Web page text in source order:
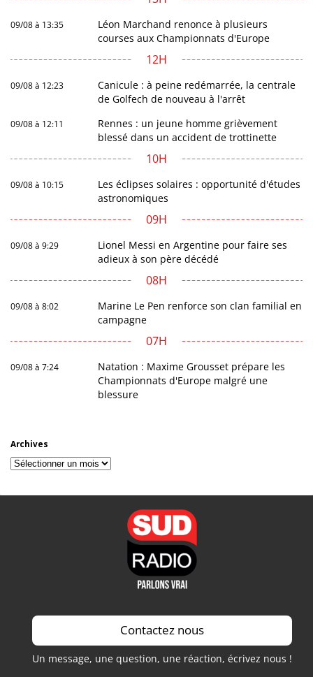
09/08 à 13:35
Léon Marchand renonce à plusieurs
courses aux Championnats d'Europe
12H
09/08 à 12:23
Canicule : à peine redémarrée, la centrale
de Golfech de nouveau à l'arrêt
09/08 à 12:11
Rennes : un jeune homme grièvement
blessé dans un accident de trottinette
10H
09/08 à 10:15
Les éclipses solaires : opportunité d'études
astronomiques
09H
09/08 à 9:29
Lionel Messi en Argentine pour faire ses
adieux à son père décédé
08H
09/08 à 8:02
Marine Le Pen renforce son clan familial en
campagne
07H
09/08 à 7:24
Natation : Maxime Grousset prépare les
Championnats d'Europe malgré une
blessure
Archives
Archives
Contactez nous
Un message, une question, une réaction, écrivez nous !